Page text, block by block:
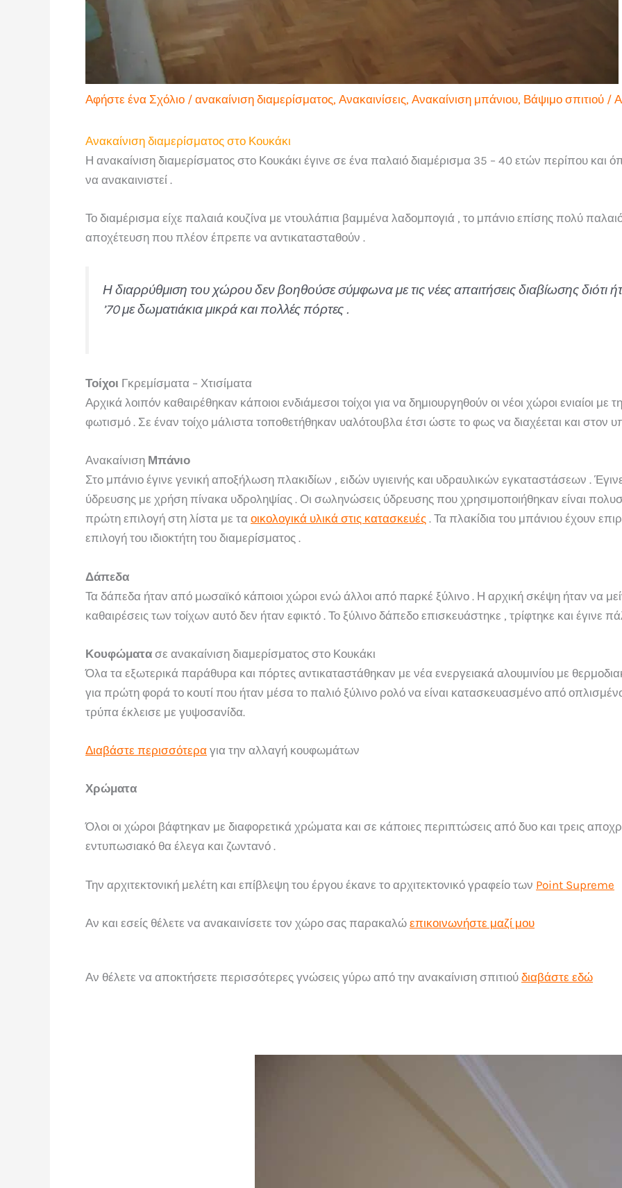
Αφήστε ένα Σχόλιο / ανακαίνιση διαμερίσματος, Ανακαινίσεις, Ανακαίνιση μπάνιου, Βάψιμο σπιτιού /
Ανακαίνιση διαμερίσματος στο Κουκάκι
Η ανακαίνιση διαμερίσματος στο Κουκάκι έγινε σε ένα παλαιό διαμέρισμα 35 – 40 ετών περίπου
να ανακαινιστεί .
Το διαμέρισμα είχε παλαιά κουζίνα με ντουλάπια βαμμένα λαδομπογιά , το μπάνιο επίσης πολύ
αποχέτευση που πλέον έπρεπε να αντικατασταθούν .
Η διαρρύθμιση του χώρου δεν βοηθούσε σύμφωνα με τις νέες απαιτήσεις διαβίωσης διότι
’70 με δωματιάκια μικρά και πολλές πόρτες .
Τοίχοι Γκρεμίσματα – Χτισίματα
Αρχικά λοιπόν καθαιρέθηκαν κάποιοι ενδιάμεσοι τοίχοι για να δημιουργηθούν οι νέοι χώροι ενιαίοι με
φωτισμό . Σε έναν τοίχο μάλιστα τοποθετήθηκαν υαλότουβλα έτσι ώστε το φως να διαχέεται και στον
Ανακαίνιση Μπάνιο
Στο μπάνιο έγινε γενική αποξήλωση πλακιδίων , ειδών υγιεινής και υδραυλικών εγκαταστάσεων .
ύδρευσης με χρήση πίνακα υδροληψίας . Οι σωληνώσεις ύδρευσης που χρησιμοποιήθηκαν είναι
πρώτη επιλογή στη λίστα με τα οικολογικά υλικά στις κατασκευές . Τα πλακίδια του μπάνιου έχουν
επιλογή του ιδιοκτήτη του διαμερίσματος .
Δάπεδα
Τα δάπεδα ήταν από μωσαϊκό κάποιοι χώροι ενώ άλλοι από παρκέ ξύλινο . Η αρχική σκέψη ήταν να
καθαιρέσεις των τοίχων αυτό δεν ήταν εφικτό . Το ξύλινο δάπεδο επισκευάστηκε , τρίφτηκε και έγινε
Κουφώματα σε ανακαίνιση διαμερίσματος στο Κουκάκι
Όλα τα εξωτερικά παράθυρα και πόρτες αντικαταστάθηκαν με νέα ενεργειακά αλουμινίου με
για πρώτη φορά το κουτί που ήταν μέσα το παλιό ξύλινο ρολό να είναι κατασκευασμένο από
τρύπα έκλεισε με γυψοσανίδα.
Διαβάστε περισσότερα για την αλλαγή κουφωμάτων
Χρώματα
Όλοι οι χώροι βάφτηκαν με διαφορετικά χρώματα και σε κάποιες περιπτώσεις από δυο και τρεις
εντυπωσιακό θα έλεγα και ζωντανό .
Την αρχιτεκτονική μελέτη και επίβλεψη του έργου έκανε το αρχιτεκτονικό γραφείο των Point Supreme
Αν και εσείς θέλετε να ανακαινίσετε τον χώρο σας παρακαλώ επικοινωνήστε μαζί μου
Αν θέλετε να αποκτήσετε περισσότερες γνώσεις γύρω από την ανακαίνιση σπιτιού διαβάστε εδώ